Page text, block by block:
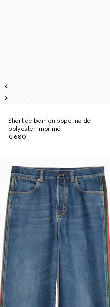
Short de bain en popeline de
polyester imprimé
€ 680